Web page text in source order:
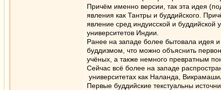
Причём именно версии, так эта идея
явления как Тантры и буддийского.
явление сред индуисской и
университетов Индии.
Ранее на западе более бытовала идея
буддизмом, что можно объяснить
учёных, а также немного превратным
Сейчас всё более на западе
университетах как Наланда,
Первые буддийские текстуальны